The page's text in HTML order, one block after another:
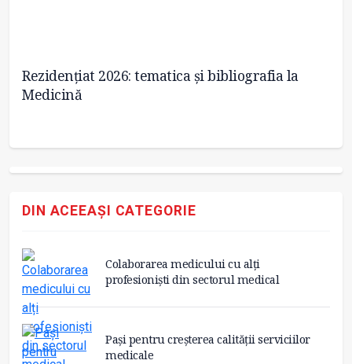
Rezidențiat 2026: tematica și bibliografia la
Medicină
DIN ACEEAȘI CATEGORIE
Colaborarea medicului cu alți
profesioniști din sectorul medical
Pași pentru creșterea calității serviciilor
medicale